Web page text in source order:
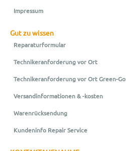
Impressum
Gut zu wissen
Reparaturformular
Technikeranforderung vor Ort
Technikeranforderung vor Ort Green-Go
Versandinformationen & -kosten
Warenrücksendung
Kundeninfo Repair Service